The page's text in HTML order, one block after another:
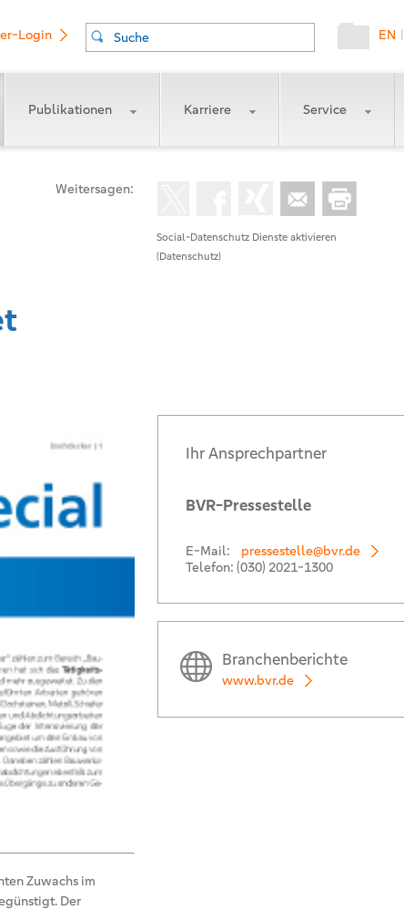
|
EN
Suche
Login
Publikationen Karriere Service
Social-Datenschutz Dienste aktivieren
(Datenschutz)
Weitersagen:
Zuwachs im
Der
Ihr Ansprechpartner
BVR-Pressestelle
E-Mail:
pressestelle@bvr.de
Telefon: (030) 2021-1300
Branchenberichte
www.bvr.de